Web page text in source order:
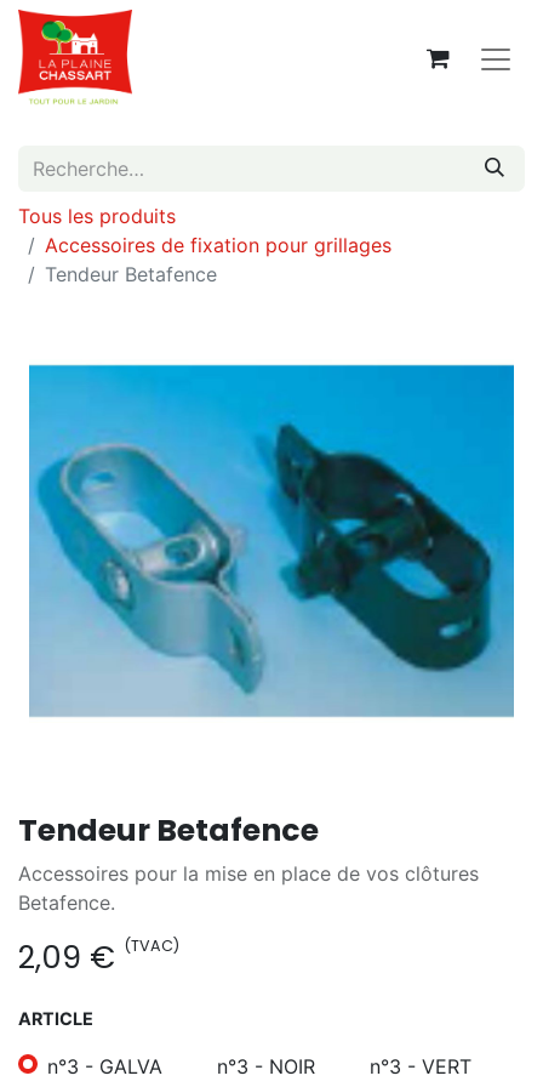
Tous les produits
Accessoires de fixation pour grillages
Tendeur Betafence
Tendeur Betafence
Accessoires pour la mise en place de vos clôtures
Betafence.
2,09 € (TVAC)
ARTICLE
n°3 - GALVA n°3 - NOIR n°3 - VERT